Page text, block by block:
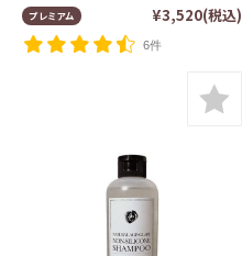
プレミアム ¥3,520(税込)
6件